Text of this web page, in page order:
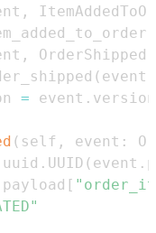
,
, OrderShipped
( event
= event .
( self , event :
uuid . UUID ( event .
payload [